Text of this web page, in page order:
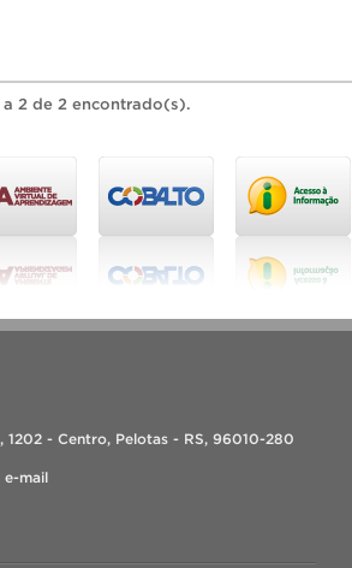
2 de 2 encontrado(s).
1202 - Centro, Pelotas - RS, 96010-280
e-mail